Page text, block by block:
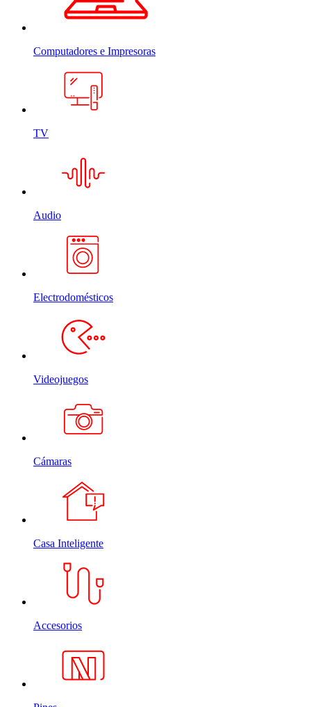
Computadores e Impresoras
TV
Audio
Electrodomésticos
Videojuegos
Cámaras
Casa Inteligente
Accesorios